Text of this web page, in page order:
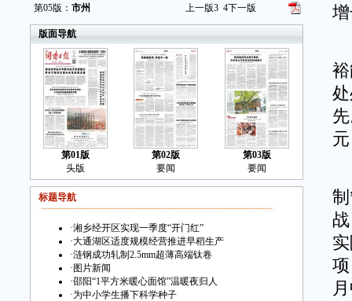
第05版： 市州 上一版3 4下一版
版面导航
第01版
头版
第02版
要闻
第03版
要闻
标题导航
·湘乡经开区实现一季度“开门红”
·大通湖区适度规模经营推进早稻生产
·涟钢成功轧制2.5mm超薄高端钛卷
· 图片新闻
·邵阳“1平方米暖心面馆”温暖夜归人
·为中小学生播下科学种子